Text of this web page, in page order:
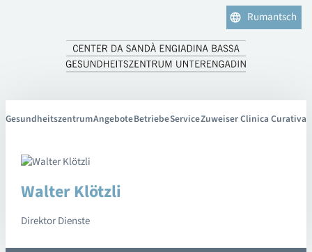
Rumantsch
GesundheitszentrumAngeboteBetriebeServiceZuweiser Clinica Curativa
Walter Klötzli
Direktor Dienste